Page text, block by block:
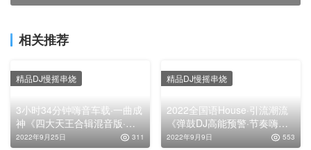
相关推荐
3小时34分钟嗨音车载·一曲成
神《四大天王合辑混音版·经
典回顾》，中文男声CLUB串
2022年9月25日 311
精品DJ慢摇串烧
2022全国语House·引流潮流
《弹鼓DJ高能预警·节奏嗨上
头》，高清舞曲串烧大碟
2022年9月9日 553
精品DJ慢摇串烧